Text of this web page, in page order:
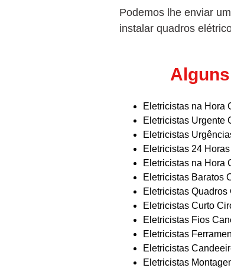
Podemos lhe enviar
instalar quadros
Eletricistas na Hora
Eletricistas Urgente
Eletricistas
Eletricistas 24
Eletricistas na Hora
Eletricistas Baratos
Eletricistas Quadros
Eletricistas Curto
Eletricistas Fios
Eletricistas
Eletricistas
Eletricistas